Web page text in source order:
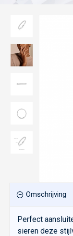
Omschrijving
Perfect
sieren deze